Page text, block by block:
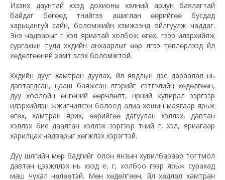
Ихэнх даунтай хүүхэд дохионы хэлний ариун баялагтай
байдаг бөгөөд түүнийгээ ашиглан өөрийгөө бусдад
харьцангуй сайн, боломжийн хэмжээнд ойлгуулж чаддаг.
Энэ чадварыг үг хэл яриатай холбож өгөх, үгээр илэрхийлж
сургахын тулд хүүхдийн анхаарлыг өөр лүүгээ төвлөрүүлээд үйл
хөдөлгөөний хамт үзүүлэх боломжтой.
Хүүхдийн дууг хамтран дуулах, үйл явдлын дэс дараалал нь
давтагдсан, цааш баяжсан үлгэрийг сэтгэлийн хөдөлгөөн,
дуу хоолойн өнгөний өөрчлөлт, нүүрний хувирал зэргээр
илэрхийлэн жүжигчилсэн болоод алиа хошин маягаар ярьж
өгөх, хамтран ярих, өөрийгөө дагуулан хэлүүлэх, давтан
хэлүүлэх бие даалган хэлүүлэх зэргээр түүний үг, хэл, яриагаар
харилцах чадварыг хөгжүүлэх хэрэгтэй.
Дуу шүлгийн мөр бадгийг олон янзын хувилбараар тогтмол
давтан цээжлүүлэх нь хүүхэд үе, үг, холбоо үгээр ярьж сурахад
маш чухал нөлөөтэй. Мөн хөдөлгөөн, үйл хөдлөл хамтран